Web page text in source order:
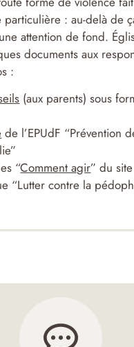
particulière : au-delà de
attention de fond.
documents aux
:
(aux parents) sous
de l’EPUdF “Prévention
“Comment agir” du
“Lutter contre la